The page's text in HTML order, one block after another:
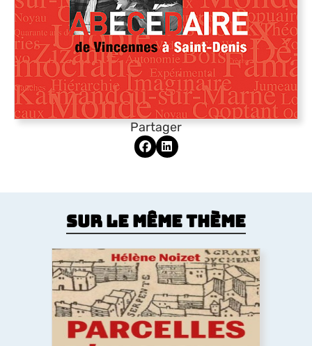
Partager
Sur le même thème
Parcelles d’histoire. Paris au Moyen
Âge